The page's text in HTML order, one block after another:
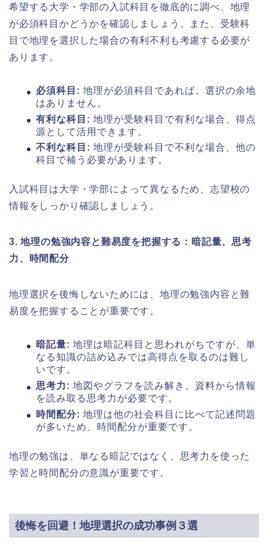
希望する大学・学部の入試科目を徹底的に調べ、地理
が必須科目かどうかを確認しましょう。また、受験科
目で地理を選択した場合の有利不利も考慮する必要が
あります。
必須科目: 地理が必須科目であれば、選択の余地
はありません。
有利な科目: 地理が受験科目で有利な場合、得点
源として活用できます。
不利な科目: 地理が受験科目で不利な場合、他の
科目で補う必要があります。
入試科目は大学・学部によって異なるため、志望校の
情報をしっかり確認しましょう。
3. 地理の勉強内容と難易度を把握する：暗記量、思考
力、時間配分
地理選択を後悔しないためには、地理の勉強内容と難
易度を把握することが重要です。
暗記量: 地理は暗記科目と思われがちですが、単
なる知識の詰め込みでは高得点を取るのは難し
いです。
思考力: 地図やグラフを読み解き、資料から情報
を読み取る思考力が必要です。
時間配分: 地理は他の社会科目に比べて記述問題
が多いため、時間配分が重要です。
地理の勉強は、単なる暗記ではなく、思考力を使った
学習と時間配分の意識が重要です。
後悔を回避！地理選択の成功事例３選